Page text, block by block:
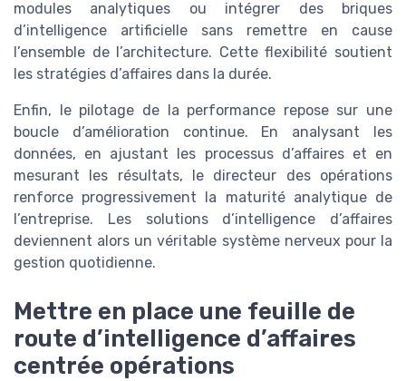
modules analytiques ou intégrer des briques
d’intelligence artificielle sans remettre en cause
l’ensemble de l’architecture. Cette flexibilité soutient
les stratégies d’affaires dans la durée.
Enfin, le pilotage de la performance repose sur une
boucle d’amélioration continue. En analysant les
données, en ajustant les processus d’affaires et en
mesurant les résultats, le directeur des opérations
renforce progressivement la maturité analytique de
l’entreprise. Les solutions d’intelligence d’affaires
deviennent alors un véritable système nerveux pour la
gestion quotidienne.
Mettre en place une feuille de
route d’intelligence d’affaires
centrée opérations